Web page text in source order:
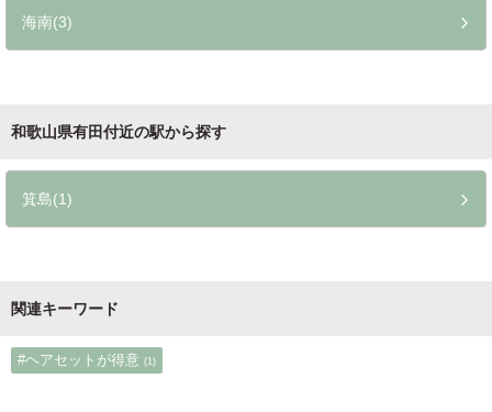
海南(3)
和歌山県有田付近の駅から探す
箕島(1)
関連キーワード
#ヘアセットが得意 (1)